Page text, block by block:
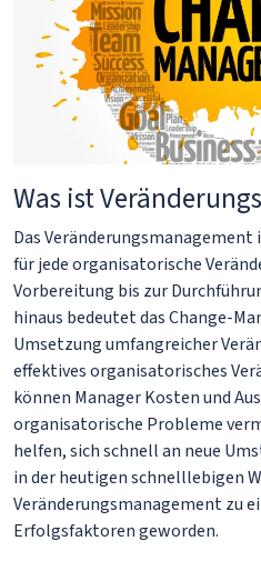
Was ist
Das
für jede organisatorische
Vorbereitung bis zur
hinaus bedeutet das Change-
Umsetzung umfangreicher
effektives organisatorisches
können Manager Kosten und
organisatorische Probleme
helfen, sich schnell an neue
in der heutigen schnelllebigen
Veränderungsmanagement zu
Erfolgsfaktoren geworden.